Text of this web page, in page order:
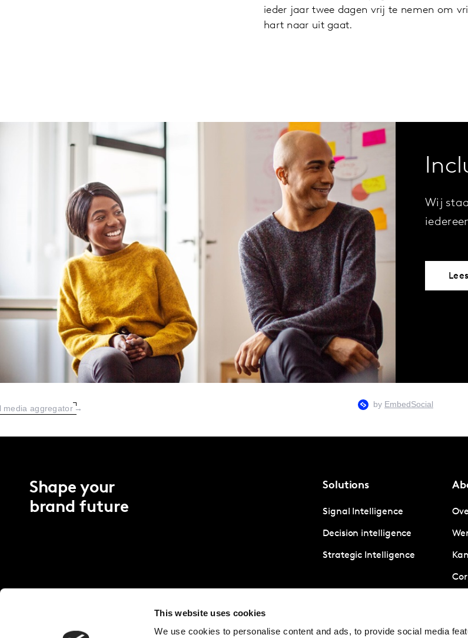
This website uses cookies
We use cookies to personalise content and ads, to provide social media
ieder jaar twee dagen vrij te nemen om
hart naar uit gaat.
Wij
media aggregator →
Shape your
brand future
Solutions
Signal Intelligence
Decision intelligence
Strategic Intelligence